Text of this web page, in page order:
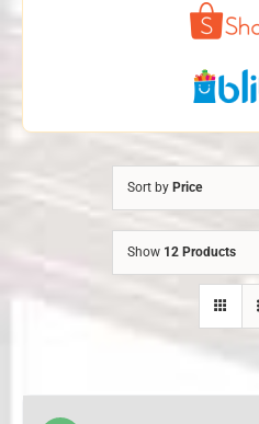
Sort by Price
Show 12 Products